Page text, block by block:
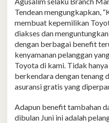
Tendean mengungkapkan,
membuat kepemilikan
diakses dan
dengan berbagai benefit
kenyamanan pelanggan
Toyota di kami. Tidak
berkendara dengan tenang
asuransi gratis yang
Adapun benefit tambahan
dibulan Juni ini adalah